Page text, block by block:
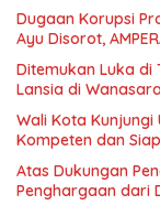
Dugaan Korupsi
Ayu Disorot,
Ditemukan Luka di
Lansia di
Wali Kota Kunjungi
Kompeten dan
Atas Dukungan
Penghargaan dari